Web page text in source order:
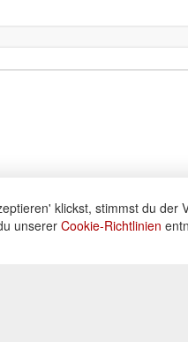
klickst, stimmst du der
unserer Cookie-Richtlinien